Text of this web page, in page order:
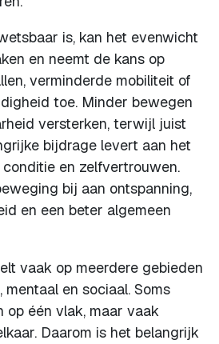
is, kan het evenwicht
en neemt de kans op
verminderde mobiliteit of
toe. Minder bewegen
versterken, terwijl juist
bijdrage levert aan het
en zelfvertrouwen.
bij aan ontspanning,
en een beter algemeen
vaak op meerdere gebieden
en sociaal. Soms
op één vlak, maar vaak
Daarom is het belangrijk